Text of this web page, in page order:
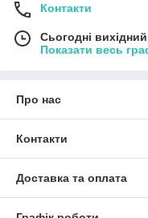
Контакти
Сьогодні вихідний
Показати весь
Про нас
Контакти
Доставка та оплата